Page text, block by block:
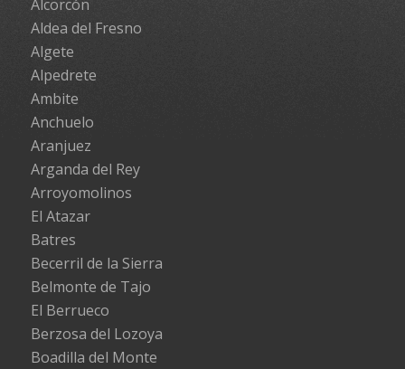
Alcorcón
Aldea del Fresno
Algete
Alpedrete
Ambite
Anchuelo
Aranjuez
Arganda del Rey
Arroyomolinos
El Atazar
Batres
Becerril de la Sierra
Belmonte de Tajo
El Berrueco
Berzosa del Lozoya
Boadilla del Monte